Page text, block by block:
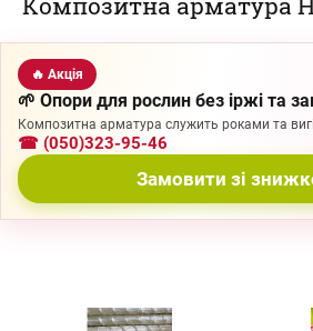
🔥 Акція
🌱 Опори для рослин без іржі та
Композитна арматура служить роками та
☎ (050)323-95-46
Замовити зі